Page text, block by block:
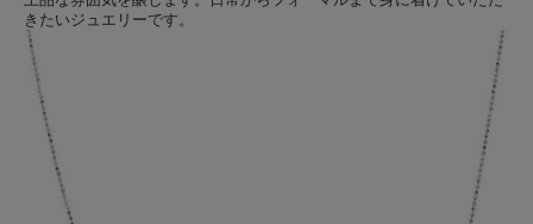
きたいジュエリーです。